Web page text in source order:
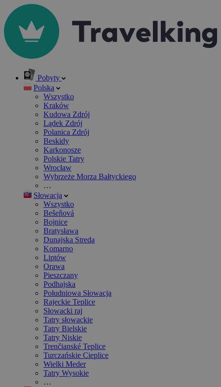
Pobyty
Polska
Wszystko
Kraków
Kudowa Zdrój
Lądek Zdrój
Polanica Zdrój
Beskidy
Karkonosze
Polskie Tatry
Wrocław
Wybrzeże Morza Bałtyckiego
…
Słowacja
Wszystko
Bešeňová
Bojnice
Bratysława
Dunajska Streda
Komarno
Liptów
Orawa
Pieszczany
Podhajska
Południowa Słowacja
Rajeckie Teplice
Słowacki raj
Tatry słowackie
Tatry Bielskie
Tatry Niskie
Trenčianské Teplice
Turczańskie Cieplice
Wielki Meder
Tatry Wysokie
…